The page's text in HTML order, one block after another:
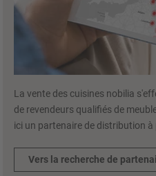
La vente des cuisines nobilia
de revendeurs qualifiés de
ici un partenaire de distribution à
Vers la recherche de